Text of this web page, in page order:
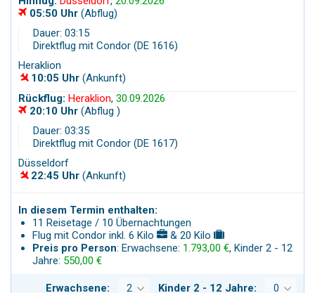
05:50 Uhr (Abflug)
Dauer: 03:15
Direktflug mit Condor (DE 1616)
Heraklion
10:05 Uhr (Ankunft)
Rückflug: Heraklion, 30.09.2026
20:10 Uhr (Abflug )
Dauer: 03:35
Direktflug mit Condor (DE 1617)
Düsseldorf
22:45 Uhr (Ankunft)
In diesem Termin enthalten:
11 Reisetage / 10 Übernachtungen
Flug mit Condor inkl. 6 Kilo
& 20 Kilo
Preis pro Person: Erwachsene: 1.793,00 €, Kinder 2 - 12
Jahre: 550,00 €
Erwachsene: Kinder 2 - 12 Jahre: